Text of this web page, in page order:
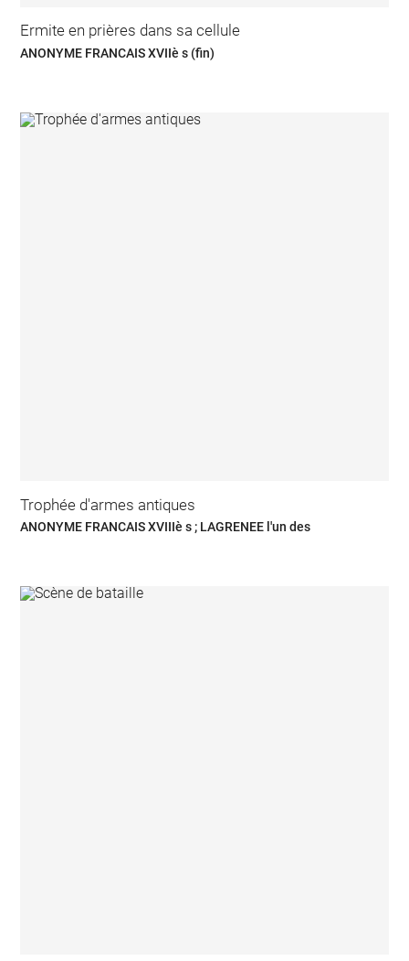
Ermite en prières dans sa cellule
ANONYME FRANCAIS XVIIè s (fin)
Trophée d'armes antiques
ANONYME FRANCAIS XVIIIè s ; LAGRENEE l'un des